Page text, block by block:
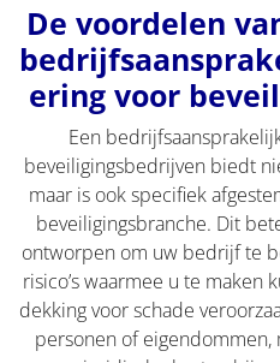
De voordelen
ering voor
Een
beveiligingsbedrijven biedt
maar is ook specifiek
beveiligingsbranche. Dit
ontworpen om uw bedrijf te
risico’s waarmee u te maken
dekking voor schade
personen of eigendommen,